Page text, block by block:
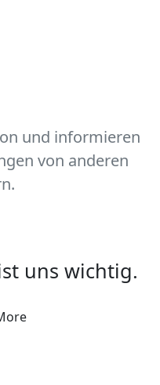
und informieren
von anderen
uns wichtig.